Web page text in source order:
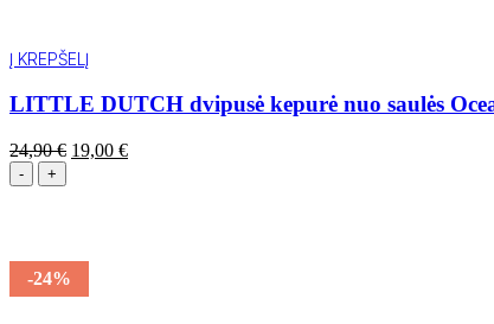
Į KREPŠELĮ
LITTLE DUTCH dvipusė kepurė nuo saulės
24,90€ 19,00 €
-24%
AKCIJA